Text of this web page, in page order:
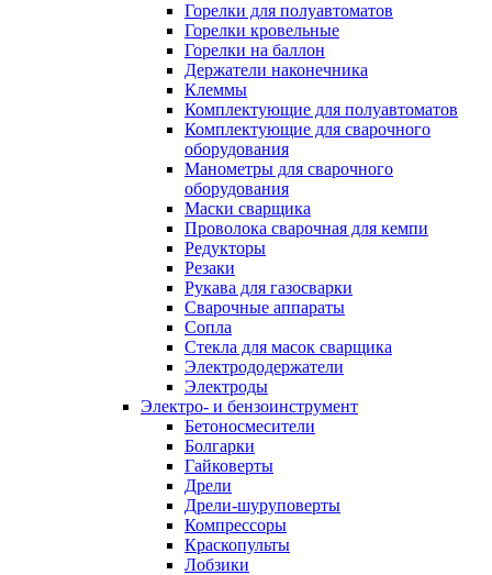
Горелки для полуавтоматов
Горелки кровельные
Горелки на баллон
Держатели наконечника
Клеммы
Комплектующие для полуавтоматов
Комплектующие для сварочного
оборудования
Манометры для сварочного
оборудования
Маски сварщика
Проволока сварочная для кемпи
Редукторы
Резаки
Рукава для газосварки
Сварочные аппараты
Сопла
Стекла для масок сварщика
Электрододержатели
Электроды
Электро- и бензоинструмент
Бетоносмесители
Болгарки
Гайковерты
Дрели
Дрели-шуруповерты
Компрессоры
Краскопульты
Лобзики